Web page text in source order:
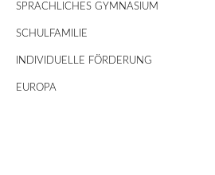
SPRACHLICHES GYMNASIUM
SCHULFAMILIE
INDIVIDUELLE FÖRDERUNG
EUROPA